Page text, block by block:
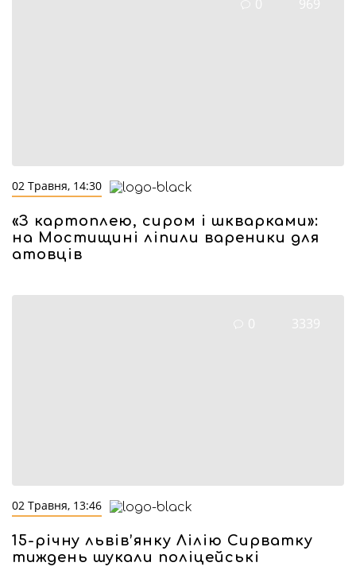
0 969
02 Травня, 14:30
«З картоплею, сиром і шкварками»:
на Мостищині ліпили вареники для
атовців
0 3339
02 Травня, 13:46
15-річну львів’янку Лілію Сирватку
тиждень шукали поліцейські